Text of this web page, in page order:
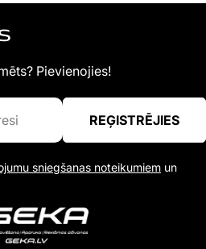
Pievienojies!
REĢISTRĒJIES
sniegšanas noteikumiem un